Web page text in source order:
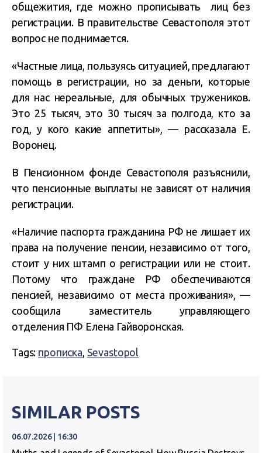
общежития, где можно прописывать лиц без
регистрации. В правительстве Севастополя этот
вопрос не поднимается.
«Частные лица, пользуясь ситуацией, предлагают
помощь в регистрации, но за деньги, которые
для нас нереальные, для обычных тружеников.
Это 25 тысяч, это 30 тысяч за полгода, кто за
год, у кого какие аппетиты», — рассказала Е.
Воронец.
В Пенсионном фонде Севастополя разъяснили,
что пенсионные выплаты не зависят от наличия
регистрации.
«Наличие паспорта гражданина РФ не лишает их
права на получение пенсии, независимо от того,
стоит у них штамп о регистрации или не стоит.
Потому что граждане РФ обеспечиваются
пенсией, независимо от места проживания», —
сообщила заместитель управляющего
отделения ПФ Елена Гайворонская.
Tags: прописка, Sevastopol
SIMILAR POSTS
06.07.2026 | 16:30